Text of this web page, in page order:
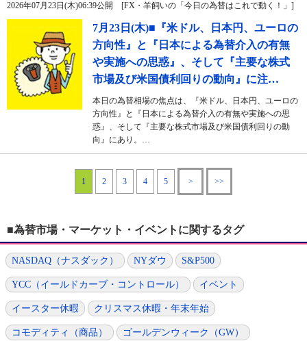
2026年07月23日(木)06:39公開 [FX・羊飼いの「今日の為替はこれで動く！」]
7月23日(木)■『米ドル、日本円、ユーロの
方向性』と『日本による為替介入の有無
や実施への思惑』、そして『主要な株式
市場及び米国債利回りの動向』に注…
本日の為替相場の焦点は、『米ドル、日本円、ユーロの
方向性』と『日本による為替介入の有無や実施への思
惑』、そして『主要な株式市場及び米国債利回りの動
向』にあり。…
1 2 3 4 5 > >>
■為替市場・マーケット・イベントに関するタグ
NASDAQ（ナスダック） NYダウ S&P500
YCC（イールドカーブ・コントロール） イベント
イースター休暇 クリスマス休暇・年末年始
コモディティ（商品） ゴールデンウィーク（GW）